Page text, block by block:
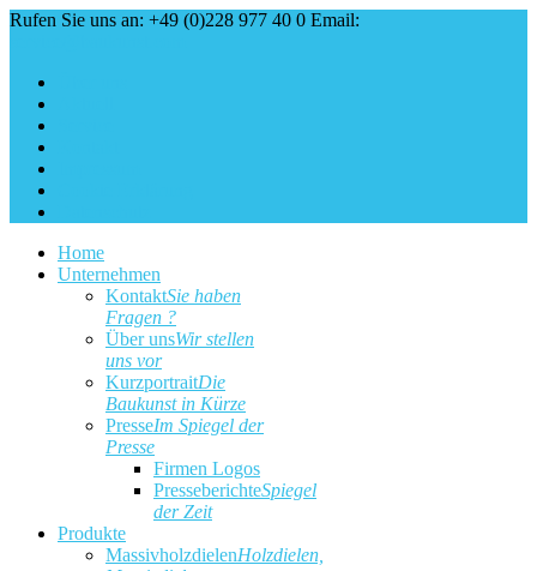
Rufen Sie uns an: +49 (0)228 977 40 0 Email:
Home
Unternehmen
KontaktSie haben
Fragen ?
Über unsWir stellen
uns vor
KurzportraitDie
Baukunst in Kürze
PresseIm Spiegel der
Presse
Firmen Logos
PresseberichteSpiegel
der Zeit
Produkte
MassivholzdielenHolzdielen,